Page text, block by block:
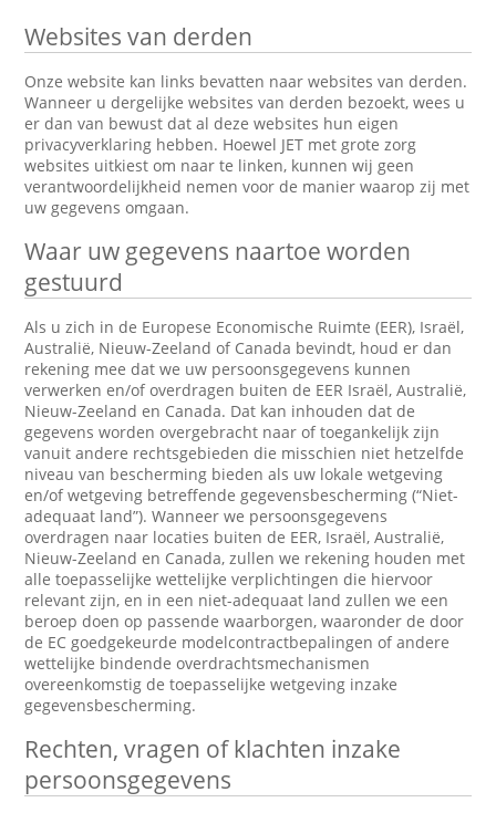
Websites van derden
Onze website kan links bevatten naar websites van derden.
Wanneer u dergelijke websites van derden bezoekt, wees u
er dan van bewust dat al deze websites hun eigen
privacyverklaring hebben. Hoewel JET met grote zorg
websites uitkiest om naar te linken, kunnen wij geen
verantwoordelijkheid nemen voor de manier waarop zij met
uw gegevens omgaan.
Waar uw gegevens naartoe worden
gestuurd
Als u zich in de Europese Economische Ruimte (EER), Israël,
Australië, Nieuw-Zeeland of Canada bevindt, houd er dan
rekening mee dat we uw persoonsgegevens kunnen
verwerken en/of overdragen buiten de EER Israël, Australië,
Nieuw-Zeeland en Canada. Dat kan inhouden dat de
gegevens worden overgebracht naar of toegankelijk zijn
vanuit andere rechtsgebieden die misschien niet hetzelfde
niveau van bescherming bieden als uw lokale wetgeving
en/of wetgeving betreffende gegevensbescherming (“Niet-
adequaat land”). Wanneer we persoonsgegevens
overdragen naar locaties buiten de EER, Israël, Australië,
Nieuw-Zeeland en Canada, zullen we rekening houden met
alle toepasselijke wettelijke verplichtingen die hiervoor
relevant zijn, en in een niet-adequaat land zullen we een
beroep doen op passende waarborgen, waaronder de door
de EC goedgekeurde modelcontractbepalingen of andere
wettelijke bindende overdrachtsmechanismen
overeenkomstig de toepasselijke wetgeving inzake
gegevensbescherming.
Rechten, vragen of klachten inzake
persoonsgegevens